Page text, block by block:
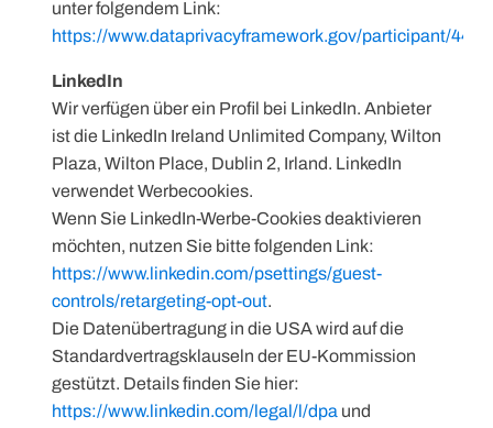
unter folgendem Link:
https://www.dataprivacyframework.gov/participant/4452
LinkedIn
Wir verfügen über ein Profil bei LinkedIn. Anbieter
ist die LinkedIn Ireland Unlimited Company, Wilton
Plaza, Wilton Place, Dublin 2, Irland. LinkedIn
verwendet Werbecookies.
Wenn Sie LinkedIn-Werbe-Cookies deaktivieren
möchten, nutzen Sie bitte folgenden Link:
https://www.linkedin.com/psettings/guest-
controls/retargeting-opt-out.
Die Datenübertragung in die USA wird auf die
Standardvertragsklauseln der EU-Kommission
gestützt. Details finden Sie hier:
https://www.linkedin.com/legal/l/dpa und